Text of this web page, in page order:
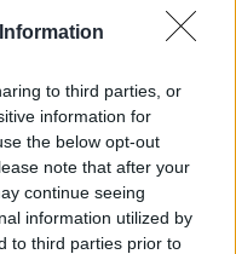
to third parties, or
information for
the below opt-out
note that after your
continue seeing
information utilized by
to third parties prior to